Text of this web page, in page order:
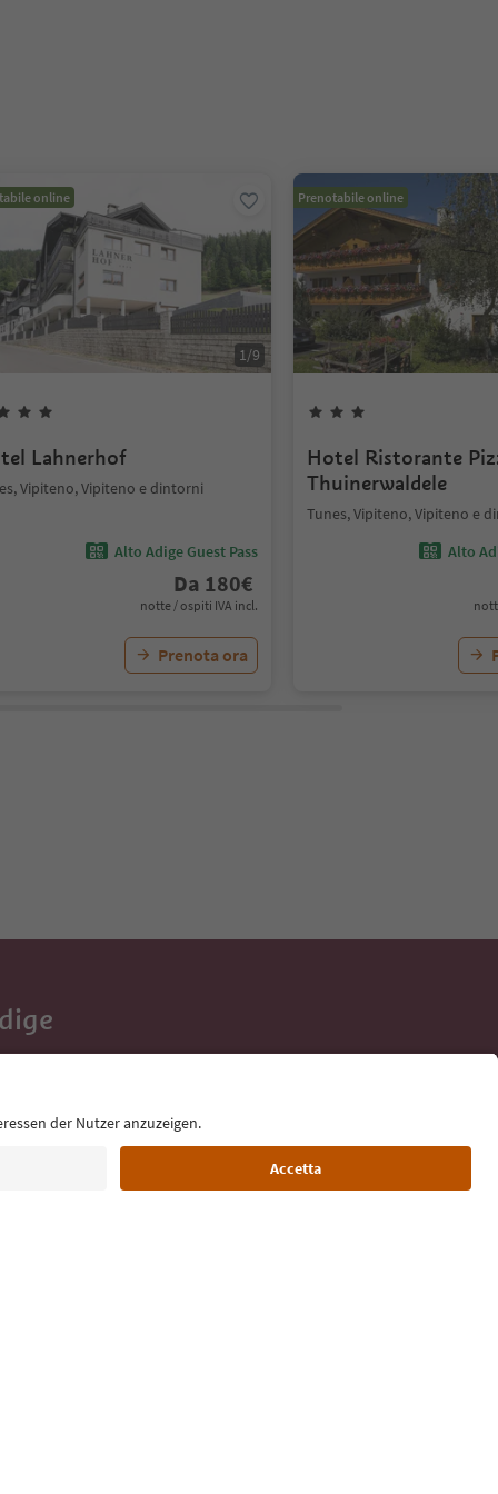
online
1/9
Lahnerhof
Vipiteno, Vipiteno e dintorni
Alto Adige Guest Pass
Da 180€
notte / ospiti IVA incl.
Prenota ora
Prenotabile online
Hotel Ristorante
Thuinerwaldele
Tunes, Vipiteno, Vipiteno e
Alto